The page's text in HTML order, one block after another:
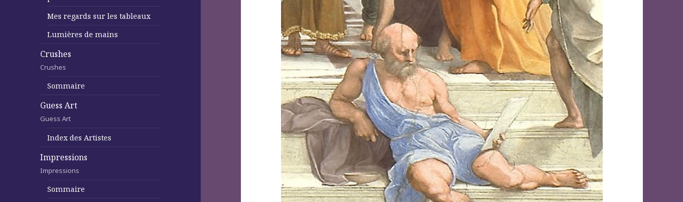
Mes regards sur les tableaux
Lumières de mains
Crushes
Crushes
Sommaire
Guess Art
Guess Art
Index des Artistes
Impressions
Impressions
Sommaire